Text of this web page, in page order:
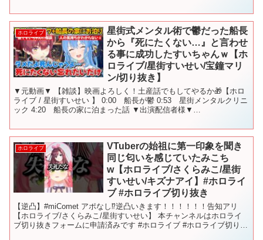
ホロライブ
星街式メンタル術で鬱だった船長
から『死にたくない…』と言わせ
る事に成功したすいちゃんｗ【ホ
ロライブ/星街すいせい/宝鐘マリ
ン/切り抜き】
▼元動画▼ 【雑談】映画よろしく！土産話でもしてやるか🎁【ホロ
ライブ / 星街すいせい 】 0:00 船長が鬱 0:53 星街メンタルクリニ
ック 4:20 船長の家に泊まった話 ▼出演配信者様▼
ホロライブ
VTuberの始祖に第一印象を聞き
同じ匂いを感じていたみこち
w【ホロライブ/さくらみこ/星街
すいせい/キズナアイ】#ホロライ
ブ #ホロライブ切り抜き
【逆凸】#miComet アポなし⁉逆凸いきます！！！！！！告知アリ
【ホロライブ/さくらみこ/星街すいせい】 本チャンネルはホロライ
ブ切り抜きフォームに申請済みです #ホロライブ #ホロライブ切り抜